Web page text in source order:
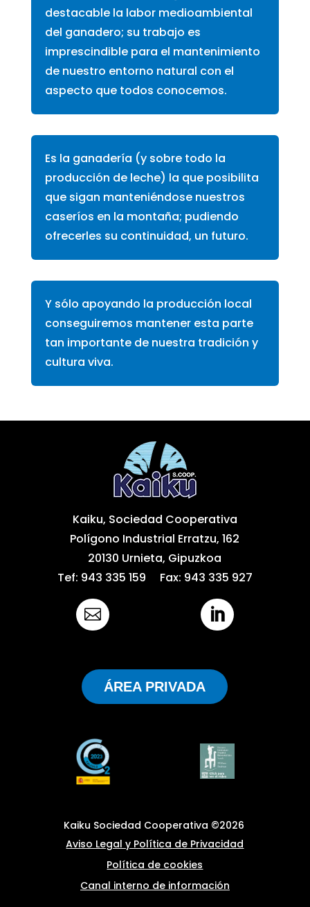
destacable la labor medioambiental
del ganadero; su trabajo es
imprescindible para el mantenimiento
de nuestro entorno natural con el
aspecto que todos conocemos.
Es la ganadería (y sobre todo la
producción de leche) la que posibilita
que sigan manteniéndose nuestros
caseríos en la montaña; pudiendo
ofrecerles su continuidad, un futuro.
Y sólo apoyando la producción local
conseguiremos mantener esta parte
tan importante de nuestra tradición y
cultura viva.
Kaiku, Sociedad Cooperativa
Polígono Industrial Erratzu, 162
20130 Urnieta, Gipuzkoa
Tef: 943 335 159 Fax: 943 335 927
 
ÁREA PRIVADA
Kaiku Sociedad Cooperativa ©2026
Aviso Legal y Política de Privacidad
Política de cookies
Canal interno de información